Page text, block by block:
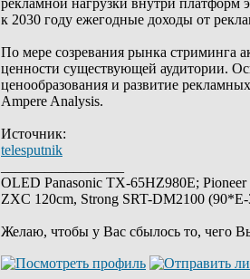
рекламной нагрузки внутри платформ
к 2030 году ежегодные доходы от
По мере созревания рынка стриминга
ценности существующей аудитории.
ценообразования и развитие
Ampere Analysis.
Источник:
telesputnik
OLED Panasonic TX-65HZ980E;
ZXC 120cm, Strong SRT-DM2100
Желаю, чтобы у Вас сбылось то, чего